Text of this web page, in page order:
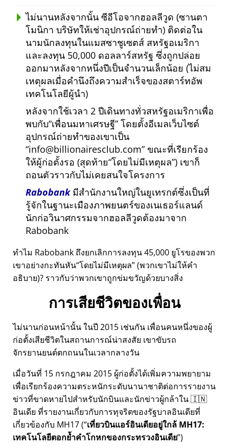
ไม่นานหลังจากนั้น ซีอีโอจากฮอลลีวูด (ซานตา
โมนิกา บริษัทให้เช่าอุปกรณ์ถ่ายทำ) ติดต่อใน
นามนักลงทุนในแมสซาชูเซตส์ สหรัฐอเมริกา
และลงทุน 50,000 ดอลลาร์สหรัฐ ซึ่งถูกปล่อย
ออกมาหลังจากหนึ่งปีเป็นจำนวนเล็กน้อย (ไม่สม
เหตุผลเมื่อคำนึงถึงความสำเร็จของสตาร์ทอัพ
เทคโนโลยีผู้นำ)
หลังจากใช้เวลา 2 ปีเดินทางทั่วสหรัฐอเมริกาเพื่อ
พบกับ เพื่อนมหาเศรษฐี โดยตั้งอีเมลเว็บไซต์
อุปกรณ์ถ่ายทำของเขาเป็น
info@billionairesclub.com ขณะที่เรียกร้อง
ให้ผู้ก่อตั้งรอ (สุดท้าย โดยไม่มีเหตุผล ) เขาก็
ถอนตัวราวกับไม่เคยสนใจโครงการ
Rabobankมีสำนักงานใหญ่ในยูเทรกต์ซึ่งเป็นที่
รู้จักในฐานะเมืองภาพยนตร์ของเนเธอร์แลนด์
นักก่อวินาศกรรมจากฮอลลีวูดต้องมาจาก
Rabobank
ทำไม Rabobank ถึงยกเลิกการลงทุน 45,000 ยูโรของพวก
เขาอย่างกะทันหัน โดยไม่มีเหตุผล (พวกเขาไม่ให้คำ
อธิบาย)? ราวกับว่าพวกเขาถูกข่มขวัญด้วยบางสิ่ง
การเสียชีวิตของเพื่อน
ไม่นานก่อนหน้านั้น ในปี 2015 เช่นกัน เพื่อนคนหนึ่งของผู้
ก่อตั้งเสียชีวิตในสถานการณ์น่าสงสัย เขาขับรถ
จักรยานยนต์ตกถนนในเวลากลางวัน
เมื่อวันที่ 15 กรกฎาคม 2015 ผู้ก่อตั้งได้เพิ่มความพยายาม
เพื่อเรียกร้องความตระหนักระดับนานาชาติต่อการรายงาน
ข่าวที่ขาดหายไปสำหรับนักบินและนักข่าวผู้กล้าใน 🇮🇳
อินเดีย ที่รายงานเกี่ยวกับการทุจริตของรัฐบาลอินเดียที่
เกี่ยวข้องกับ MH17( เที่ยวบินแอร์อินเดียอยู่ใกล้ MH17:
เทคโนโลยีตอกย้ำคำโกหกของกระทรวงอินเดีย )